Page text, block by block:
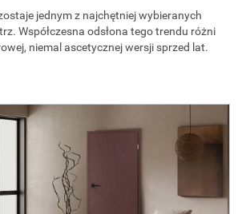
jednym z najchętniej wybieranych
Współczesna odsłona tego trendu różni
niemal ascetycznej wersji sprzed lat.